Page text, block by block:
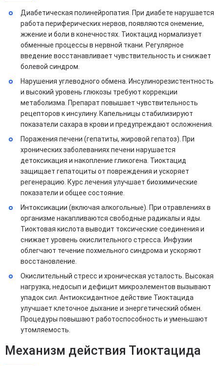
Диабетическая полинейропатия. При диабете нарушается
работа периферических нервов, появляются онемение,
жжение и боли в конечностях. Тиоктацид нормализует
обменные процессы в нервной ткани. Регулярное
введение восстанавливает чувствительность и снижает
болевой синдром.
Нарушения углеводного обмена. Инсулинорезистентность
и высокий уровень глюкозы требуют коррекции
метаболизма. Препарат повышает чувствительность
рецепторов к инсулину. Капельницы стабилизируют
показатели сахара в крови и предупреждают осложнения.
Поражения печени (гепатиты, жировой гепатоз). При
хронических заболеваниях печени нарушается
детоксикация и накопление гликогена. Тиоктацид
защищает гепатоциты от повреждения и ускоряет
регенерацию. Курс лечения улучшает биохимические
показатели и общее состояние.
Интоксикации (включая алкогольные). При отравлениях в
организме накапливаются свободные радикалы и яды.
Тиоктовая кислота выводит токсические соединения и
снижает уровень окислительного стресса. Инфузии
облегчают течение похмельного синдрома и ускоряют
восстановление.
Окислительный стресс и хроническая усталость. Высокая
нагрузка, недосып и дефицит микроэлементов вызывают
упадок сил. Антиоксидантное действие Тиоктацида
улучшает клеточное дыхание и энергетический обмен.
Процедуры повышают работоспособность и уменьшают
утомляемость.
Механизм действия Тиоктацида